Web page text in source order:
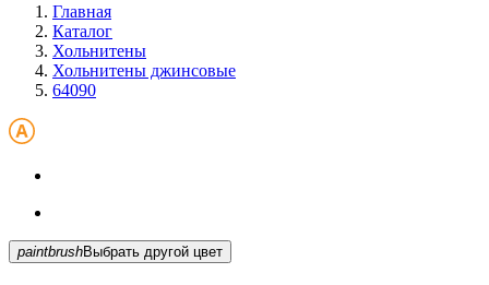
Главная
Каталог
Хольнитены
Хольнитены джинсовые
64090
paintbrush Выбрать другой цвет